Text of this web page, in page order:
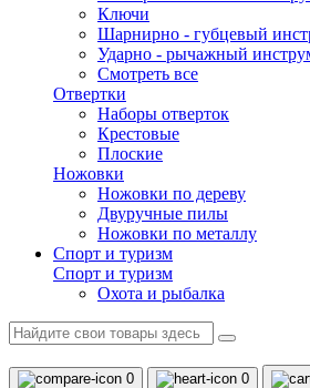
Ключи
Шарнирно - губцевый
Ударно - рычажный
Смотреть все
Отвертки
Наборы отверток
Крестовые
Плоские
Ножовки
Ножовки по дереву
Двуручные пилы
Ножовки по металлу
Спорт и туризм
Спорт и туризм
Охота и рыбалка
0 0